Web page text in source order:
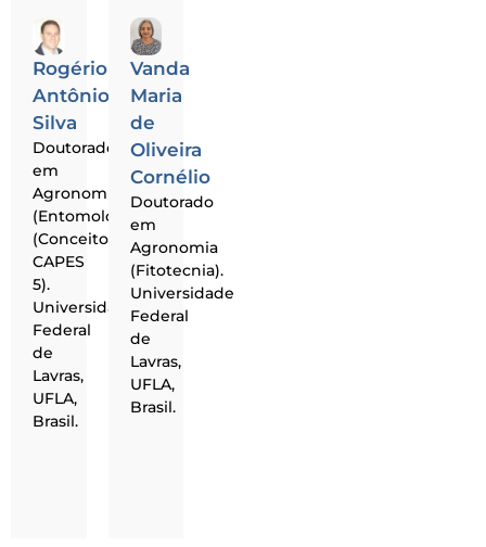
Rogério
Antônio
Silva
Doutorado
em
Agronomia
(Entomologia)
(Conceito
CAPES
5).
Universidade
Federal
de
Lavras,
UFLA,
Brasil.
Vanda
Maria
de
Oliveira
Cornélio
Doutorado
em
Agronomia
(Fitotecnia).
Universidade
Federal
de
Lavras,
UFLA,
Brasil.